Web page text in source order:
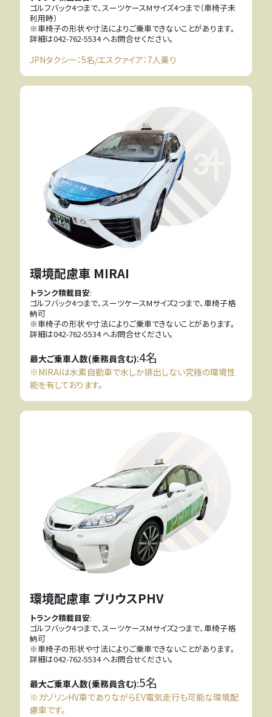
ゴルフバック4つまで、スーツケースMサイズ4つまで（車椅子未
利用時）
※車椅子の形状や寸法によりご乗車できないことがあります。
詳細は042-762-5534 へお問合せください。
JPNタクシー：5名/エスクァイア：7人乗り
環境配慮車 MIRAI
トランク積載目安:
ゴルフバック4つまで、スーツケースMサイズ2つまで、車椅子格
納可
※車椅子の形状や寸法によりご乗車できないことがあります。
詳細は042-762-5534 へお問合せください。
最大ご乗車人数(乗務員含む):4名
※MIRAIは水素自動車で水しか排出しない究極の環境性
能を有しております。
環境配慮車 プリウスPHV
トランク積載目安:
ゴルフバック4つまで、スーツケースMサイズ2つまで、車椅子格
納可
※車椅子の形状や寸法によりご乗車できないことがあります。
詳細は042-762-5534 へお問合せください。
最大ご乗車人数(乗務員含む):5名
※ガゾリンHV車でありながらEV電気走行も可能な環境配
慮車です。